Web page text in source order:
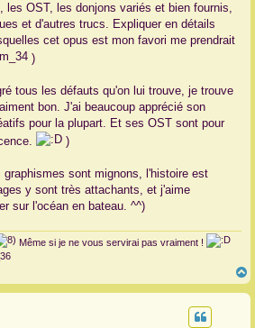
les OST, les donjons variés et bien fournis,
et d'autres trucs. Expliquer en détails
cet opus est mon favori me prendrait
)
tous les défauts qu'on lui trouve, je trouve
bon. J'ai beaucoup apprécié son
pour la plupart. Et ses OST sont pour
)
graphismes sont mignons, l'histoire est
y sont très attachants, et j'aime
sur l'océan en bateau. ^^)
Même si je ne vous servirai pas vraiment !
a
u